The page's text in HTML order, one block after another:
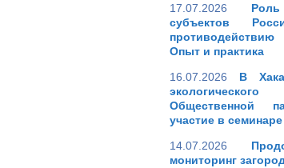
17.07.2026
субъектов
противодействию
Опыт и практика
16.07.2026
В
экологического
Общественной
участие в
14.07.2026
мониторинг